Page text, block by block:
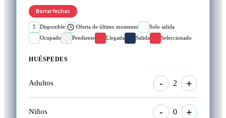
Borrar fechas
$ Disponible Oferta de último momento
Solo salida
Ocupado
Pendiente Llegada Salida Seleccionado
HUÉSPEDES
Adultos - 2 +
Niños - 0 +